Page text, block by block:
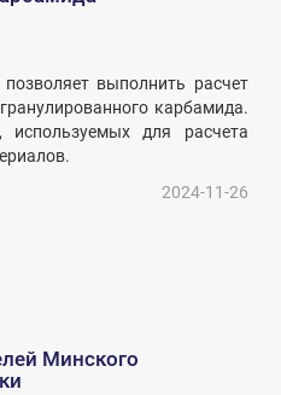
выполнить расчет
карбамида.
для расчета
2024-11-26
Минского